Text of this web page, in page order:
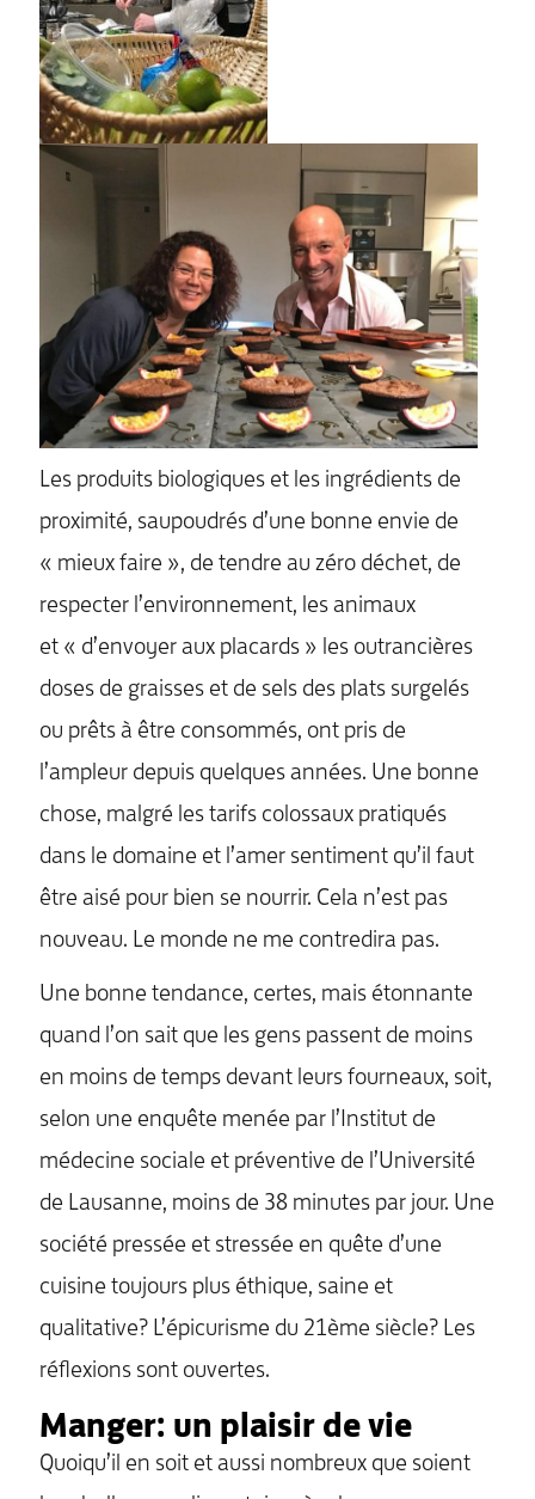
Les produits biologiques et les ingrédients de
proximité, saupoudrés d’une bonne envie de
« mieux faire », de tendre au zéro déchet, de
respecter l’environnement, les animaux
et « d’envoyer aux placards » les outrancières
doses de graisses et de sels des plats surgelés
ou prêts à être consommés, ont pris de
l’ampleur depuis quelques années. Une bonne
chose, malgré les tarifs colossaux pratiqués
dans le domaine et l’amer sentiment qu’il faut
être aisé pour bien se nourrir. Cela n’est pas
nouveau. Le monde ne me contredira pas.
Une bonne tendance, certes, mais étonnante
quand l’on sait que les gens passent de moins
en moins de temps devant leurs fourneaux, soit,
selon une enquête menée par l’Institut de
médecine sociale et préventive de l’Université
de Lausanne, moins de 38 minutes par jour. Une
société pressée et stressée en quête d’une
cuisine toujours plus éthique, saine et
qualitative? L’épicurisme du 21ème siècle? Les
réflexions sont ouvertes.
Manger: un plaisir de vie
Quoiqu’il en soit et aussi nombreux que soient